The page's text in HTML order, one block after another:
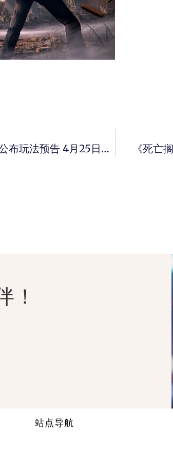
前《地铁》团队新作《La Quimera》公布玩法预告 4月25日登陆Steam 《死亡
！
站点导航